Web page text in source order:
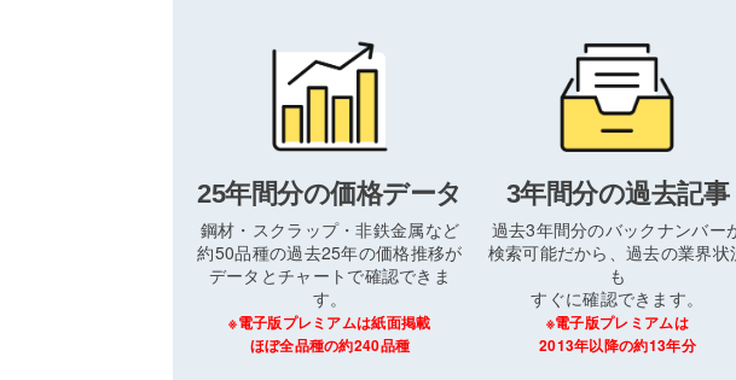
25年間分の価格データ
鋼材・スクラップ・非鉄金属など
約50品種の過去25年の価格推移が
データとチャートで確認できま
す。
※電子版プレミアムは紙面掲載
ほぼ全品種の約240品種
3年間分の過去記事
過去3年間分のバックナンバー
検索可能だから、過去の業界状
も
すぐに確認できます。
※電子版プレミアムは
2013年以降の約13年分